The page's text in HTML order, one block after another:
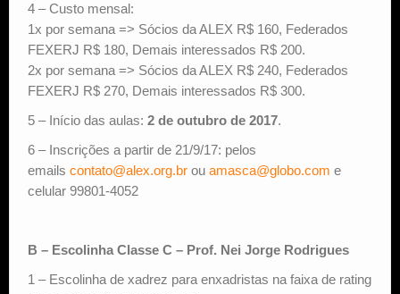
4 – Custo mensal:
1x por semana => Sócios da ALEX R$ 160, Federados
FEXERJ R$ 180, Demais interessados R$ 200.
2x por semana => Sócios da ALEX R$ 240, Federados
FEXERJ R$ 270, Demais interessados R$ 300.
5 – Início das aulas: 2 de outubro de 2017.
6 – Inscrições a partir de 21/9/17: pelos
emails contato@alex.org.br ou amasca@globo.com e
celular 99801-4052
B – Escolinha Classe C – Prof. Nei Jorge Rodrigues
1 – Escolinha de xadrez para enxadristas na faixa de rating